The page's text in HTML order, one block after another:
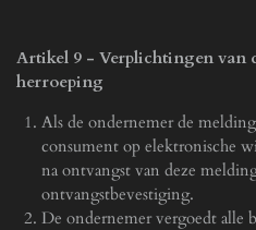
Artikel 9 - Verplichtingen van
herroeping
Als de ondernemer de
consument op elektronische
na ontvangst van deze
ontvangstbevestiging.
De ondernemer vergoedt alle